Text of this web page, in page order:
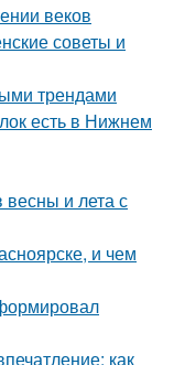
веков
советы и
трендами
есть в Нижнем
и лета с
и чем
как